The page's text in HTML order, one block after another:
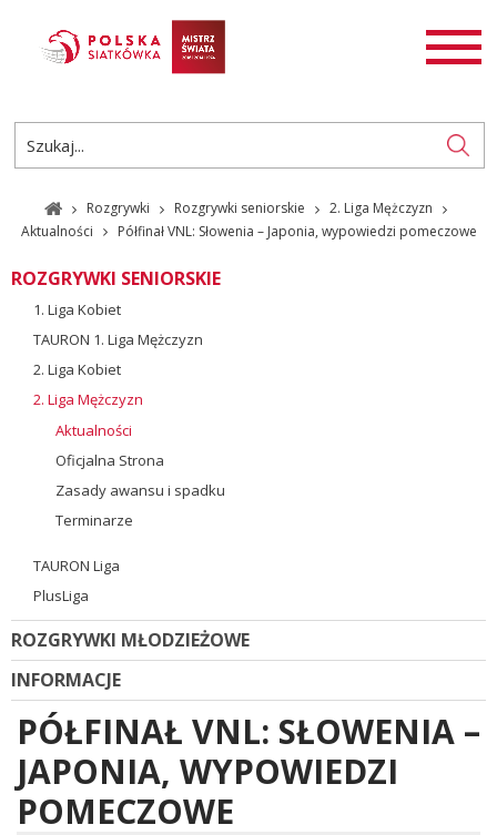
AKTUALNOŚCI
ROZGRYWKI
PL
EN
Rozgrywki Rozgrywki seniorskie
2. Liga Mężczyzn
Aktualności
Półfinał VNL: Słowenia – Japonia, wypowiedzi pomeczowe
ROZGRYWKI SENIORSKIE
1. Liga Kobiet
TAURON 1. Liga Mężczyzn
2. Liga Kobiet
2. Liga Mężczyzn
Aktualności
Oficjalna Strona
Zasady awansu i spadku
Terminarze
TAURON Liga
PlusLiga
ROZGRYWKI MŁODZIEŻOWE
INFORMACJE
PÓŁFINAŁ VNL: SŁOWENIA –
JAPONIA, WYPOWIEDZI
POMECZOWE